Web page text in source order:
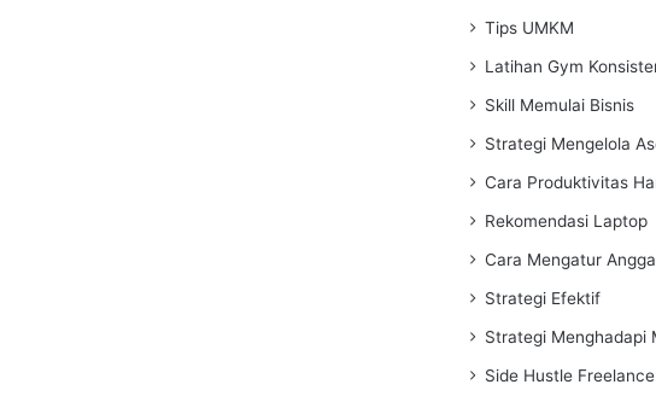
Tips UMKM
Latihan Gym
Skill Memulai Bisnis
Strategi Mengelola
Cara Produktivitas
Rekomendasi Laptop
Cara Mengatur
Strategi Efektif
Strategi Menghadapi
Side Hustle Freelance